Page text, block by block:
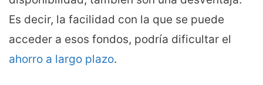
Es decir, la facilidad con la que se puede
acceder a esos fondos, podría dificultar el
ahorro a largo plazo.